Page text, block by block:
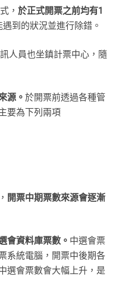
， 於正式開票之前均有1
到的狀況並進行除錯。
人員也坐鎮計票中心，隨
源。 於開票前透過各種管
要為下列兩項
開票中期票數來源會逐漸
會資料庫票數。 中選會票
系統電腦，開票中後期各
選會票數會大幅上升，是